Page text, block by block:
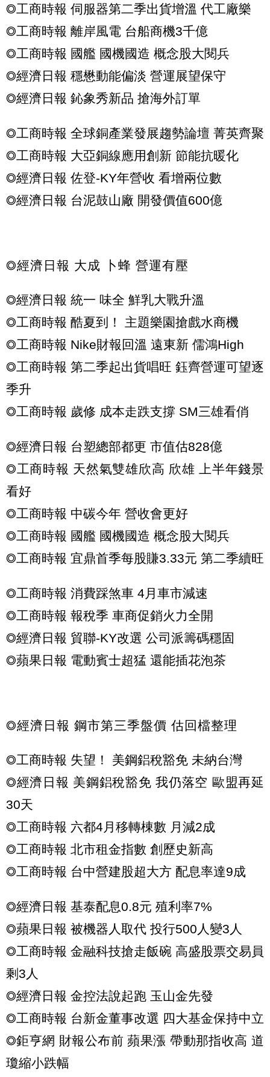
◎工商時報 伺服器第二季出貨增溫 代工廠樂
◎工商時報 離岸風電 台船商機3千億
◎工商時報 國艦 國機國造 概念股大閱兵
◎經濟日報 穩懋動能偏淡 營運展望保守
◎經濟日報 鈊象秀新品 搶海外訂單
◎工商時報 全球銅產業發展趨勢論壇 菁英齊聚
◎工商時報 大亞銅線應用創新 節能抗暖化
◎經濟日報 佐登-KY年營收 看增兩位數
◎經濟日報 台泥鼓山廠 開發價值600億
◎經濟日報 大成 卜蜂 營運有壓
◎經濟日報 統一 味全 鮮乳大戰升溫
◎工商時報 酷夏到！ 主題樂園搶戲水商機
◎工商時報 Nike財報回溫 遠東新 儒鴻High
◎工商時報 第二季起出貨唱旺 鈺齊營運可望逐
季升
◎工商時報 歲修 成本走跌支撐 SM三雄看俏
◎經濟日報 台塑總部都更 市值估828億
◎工商時報 天然氣雙雄欣高 欣雄 上半年錢景
看好
◎工商時報 中碳今年 營收會更好
◎工商時報 國艦 國機國造 概念股大閱兵
◎工商時報 宜鼎首季每股賺3.33元 第二季續旺
◎工商時報 消費踩煞車 4月車市減速
◎工商時報 報稅季 車商促銷火力全開
◎經濟日報 貿聯-KY改選 公司派籌碼穩固
◎蘋果日報 電動賓士超猛 還能插花泡茶
◎經濟日報 鋼市第三季盤價 估回檔整理
◎工商時報 失望！ 美鋼鋁稅豁免 未納台灣
◎經濟日報 美鋼鋁稅豁免 我仍落空 歐盟再延
30天
◎工商時報 六都4月移轉棟數 月減2成
◎工商時報 北市租金指數 創歷史新高
◎工商時報 台中營建股超大方 配息率達9成
◎經濟日報 基泰配息0.8元 殖利率7%
◎蘋果日報 被機器人取代 投行500人變3人
◎工商時報 金融科技搶走飯碗 高盛股票交易員
剩3人
◎經濟日報 金控法說起跑 玉山金先發
◎工商時報 台新金董事改選 四大基金保持中立
◎鉅亨網 財報公布前 蘋果漲 帶動那指收高 道
瓊縮小跌幅